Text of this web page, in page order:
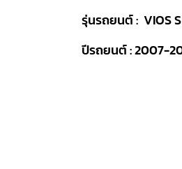
รุ่นรถยนต์ : VIOS S
ปีรถยนต์ : 2007-